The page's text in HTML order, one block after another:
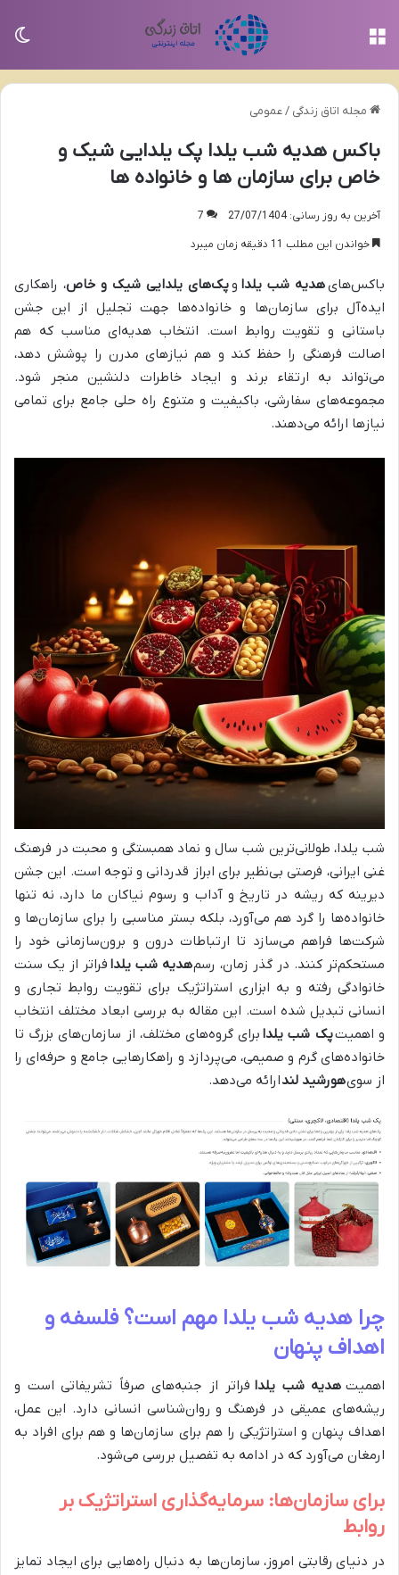
مجله اتاق زندگی /عمومی
باکس هدیه شب یلدا پک یلدایی شیک و
خاص برای سازمان ها و خانواده ها
آخرین به روز رسانی: 27/07/1404
7
خواندن این مطلب 11 دقیقه زمان میبرد
باکس‌هایهدیه شب یلدا وپک‌های یلدایی شیک و خاص، راهکاری
ایده‌آل برای سازمان‌ها و خانواده‌ها جهت تجلیل از این جشن
باستانی و تقویت روابط است. انتخاب هدیه‌ای مناسب که هم
اصالت فرهنگی را حفظ کند و هم نیازهای مدرن را پوشش دهد،
می‌تواند به ارتقاء برند و ایجاد خاطرات دلنشین منجر شود.
مجموعه‌های سفارشی، باکیفیت و متنوع راه حلی جامع برای تمامی
نیازها ارائه می‌دهند.
شب یلدا، طولانی‌ترین شب سال و نماد همبستگی و محبت در فرهنگ
غنی ایرانی، فرصتی بی‌نظیر برای ابراز قدردانی و توجه است. این جشن
دیرینه که ریشه در تاریخ و آداب و رسوم نیاکان ما دارد، نه تنها
خانواده‌ها را گرد هم می‌آورد، بلکه بستر مناسبی را برای سازمان‌ها و
شرکت‌ها فراهم می‌سازد تا ارتباطات درون و برون‌سازمانی خود را
مستحکم‌تر کنند. در گذر زمان، رسمهدیه شب یلدا فراتر از یک سنت
خانوادگی رفته و به ابزاری استراتژیک برای تقویت روابط تجاری و
انسانی تبدیل شده است. این مقاله به بررسی ابعاد مختلف انتخاب
و اهمیتپک شب یلدا برای گروه‌های مختلف، از سازمان‌های بزرگ تا
خانواده‌های گرم و صمیمی، می‌پردازد و راهکارهایی جامع و حرفه‌ای را
از سویهورشید لندارائه می‌دهد.
چرا هدیه شب یلدا مهم است؟ فلسفه و
اهداف پنهان
اهمیت هدیه شب یلدا فراتر از جنبه‌های صرفاً تشریفاتی است و
ریشه‌های عمیقی در فرهنگ و روان‌شناسی انسانی دارد. این عمل،
اهداف پنهان و استراتژیکی را هم برای سازمان‌ها و هم برای افراد به
ارمغان می‌آورد که در ادامه به تفصیل بررسی می‌شود.
برای سازمان‌ها: سرمایه‌گذاری استراتژیک بر
روابط
در دنیای رقابتی امروز، سازمان‌ها به دنبال راه‌هایی برای ایجاد تمایز